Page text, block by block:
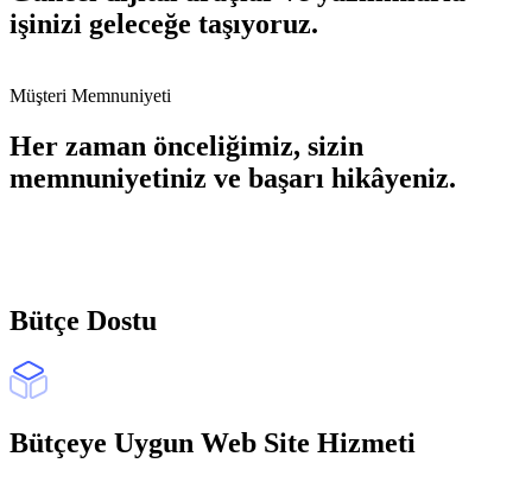
işinizi geleceğe taşıyoruz.
Müşteri Memnuniyeti
Her zaman önceliğimiz, sizin
memnuniyetiniz ve başarı hikâyeniz.
Bütçe Dostu
Bütçeye Uygun Web Site Hizmeti